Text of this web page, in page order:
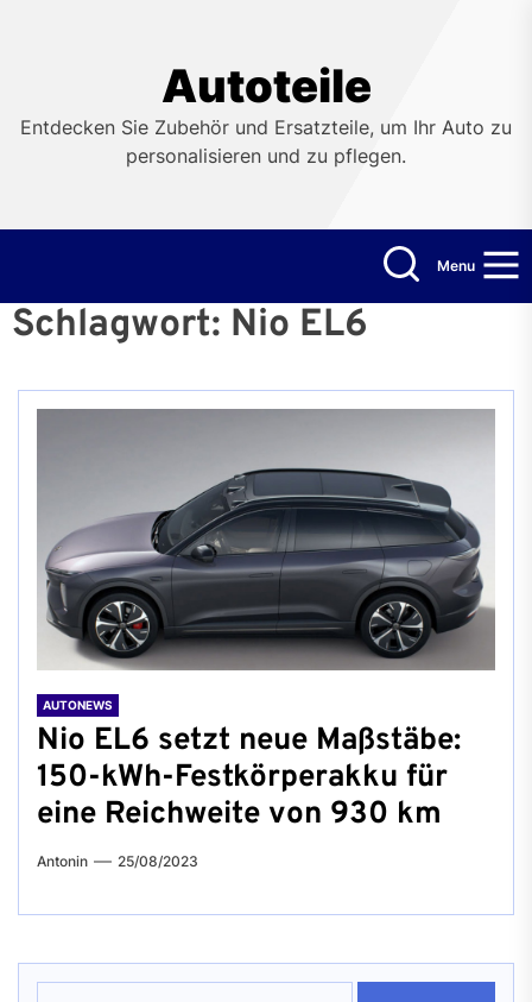
Autoteile
Entdecken Sie Zubehör und Ersatzteile, um Ihr Auto zu
personalisieren und zu pflegen.
Menu
Schlagwort: Nio EL6
AUTONEWS
Nio EL6 setzt neue Maßstäbe:
150-kWh-Festkörperakku für
eine Reichweite von 930 km
Antonin 25/08/2023